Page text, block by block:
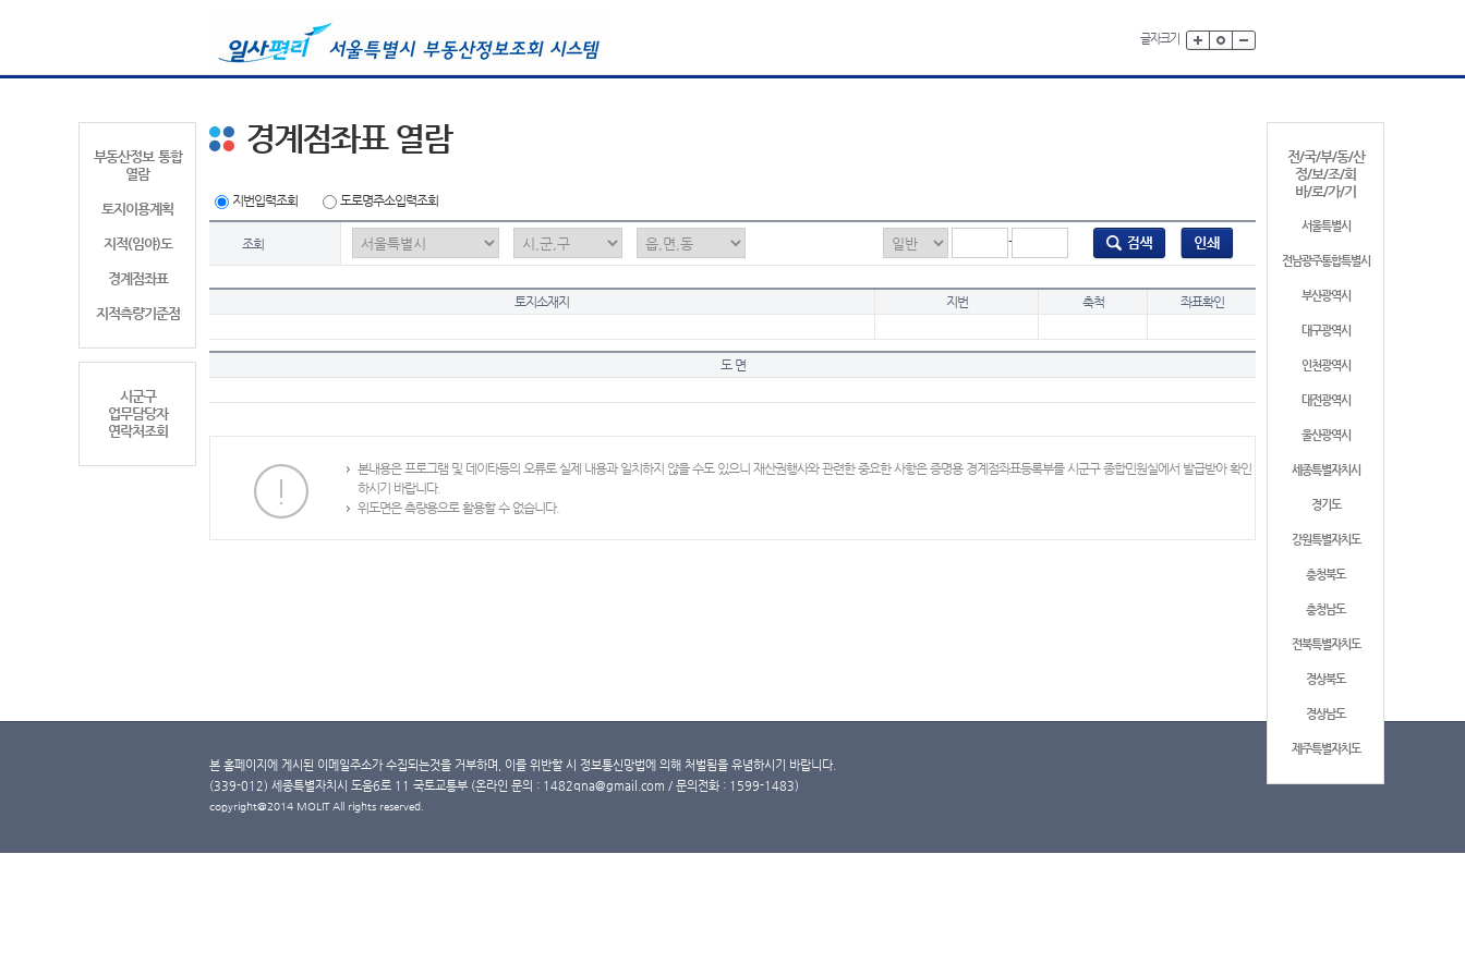
글자크기
부동산정보 통합
열람
토지이용계획
지적(임야)도
경계점좌표
지적측량기준점
시군구
업무담당자
연락처조회
전/국/부/동/산
정/보/조/회
바/로/가/기
서울특별시
전남광주통합특별시
부산광역시
대구광역시
인천광역시
대전광역시
울산광역시
세종특별자치시
경기도
강원특별자치도
충청북도
충청남도
전북특별자치도
경상북도
경상남도
제주특별자치도
경계점좌표 열람
지번입력조회 도로명주소입력조회
조회 -
토지소재지 지번 축척 좌표확인
도 면
본내용은 프로그램 및 데이타등의 오류로 실제 내용과 일치하지 않을 수도 있으니 재산권행사와 관련한 중요한 사항은 증명용 경계점좌표등록부를 시군구 종합민원실에서 발급받아 확인
하시기 바랍니다.
위도면은 측량용으로 활용할 수 없습니다.
본 홈페이지에 게시된 이메일주소가 수집되는것을 거부하며, 이를 위반할 시 정보통신망법에 의해 처벌됨을 유념하시기 바랍니다.
(339-012) 세종특별자치시 도움6로 11 국토교통부 (온라인 문의 : 1482qna@gmail.com / 문의전화 : 1599-1483)
copyright@2014 MOLIT All rights reserved.